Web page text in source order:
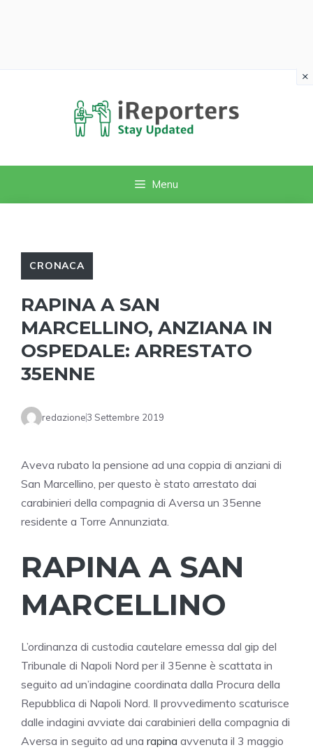
Menu
CRONACA
RAPINA A SAN
MARCELLINO, ANZIANA IN
OSPEDALE: ARRESTATO
35ENNE
redazione3 Settembre 2019
Aveva rubato la pensione ad una coppia di anziani di
San Marcellino, per questo è stato arrestato dai
carabinieri della compagnia di Aversa un 35enne
residente a Torre Annunziata.
RAPINA A SAN
MARCELLINO
L’ordinanza di custodia cautelare emessa dal gip del
Tribunale di Napoli Nord per il 35enne è scattata in
seguito ad un’indagine coordinata dalla Procura della
Repubblica di Napoli Nord. Il provvedimento scaturisce
dalle indagini avviate dai carabinieri della compagnia di
Aversa in seguito ad una rapina avvenuta il 3 maggio
×